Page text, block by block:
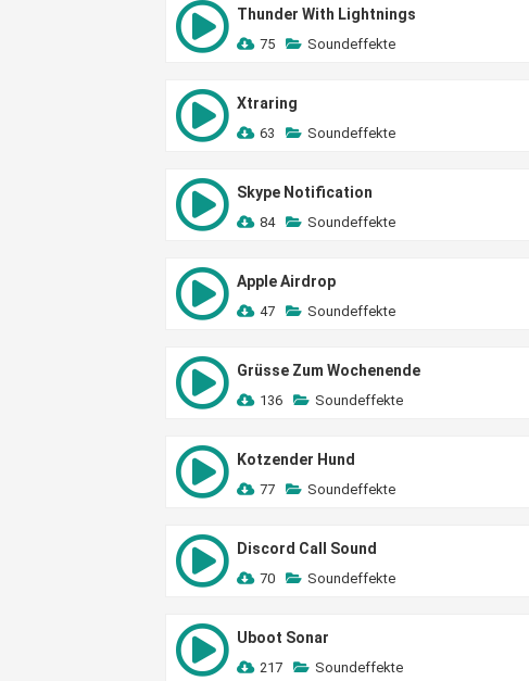
Thunder With Lightnings
75 Soundeffekte
Xtraring
63 Soundeffekte
Skype Notification
84 Soundeffekte
Apple Airdrop
47 Soundeffekte
Grüsse Zum Wochenende
136 Soundeffekte
Kotzender Hund
77 Soundeffekte
Discord Call Sound
70 Soundeffekte
Uboot Sonar
217 Soundeffekte